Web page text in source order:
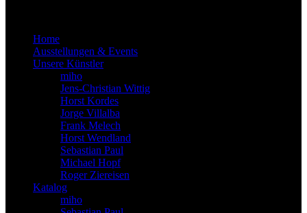
Home
Ausstellungen & Events
Unsere Künstler
miho
Jens-Christian Wittig
Horst Kordes
Jorge Villalba
Frank Melech
Horst Wendland
Sebastian Paul
Michael Hopf
Roger Ziereisen
Katalog
miho